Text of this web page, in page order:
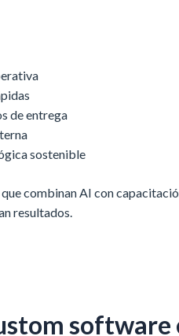
de entrega
sostenible
combinan AI con
resultados.
software